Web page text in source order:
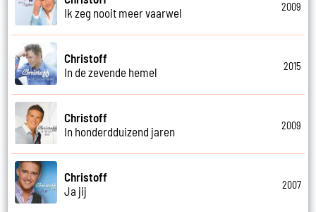
Ik zeg nooit meer vaarwel
2009
Christoff
In de zevende hemel
2015
Christoff
In honderdduizend jaren
2009
Christoff
Ja jij
2007